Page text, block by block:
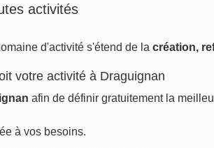
activités
d'activité s'étend de la création,
votre activité à Draguignan
afin de définir gratuitement la
à vos besoins.